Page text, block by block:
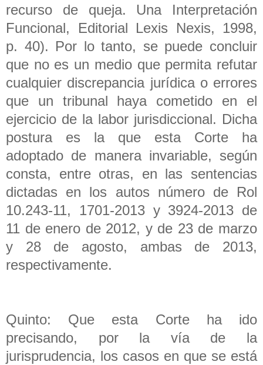
recurso de queja. Una Interpretación
Funcional, Editorial Lexis Nexis, 1998,
p. 40). Por lo tanto, se puede concluir
que no es un medio que permita refutar
cualquier discrepancia jurídica o errores
que un tribunal haya cometido en el
ejercicio de la labor jurisdiccional. Dicha
postura es la que esta Corte ha
adoptado de manera invariable, según
consta, entre otras, en las sentencias
dictadas en los autos número de Rol
10.243-11, 1701-2013 y 3924-2013 de
11 de enero de 2012, y de 23 de marzo
y 28 de agosto, ambas de 2013,
respectivamente.
Quinto: Que esta Corte ha ido
precisando, por la vía de la
jurisprudencia, los casos en que se está